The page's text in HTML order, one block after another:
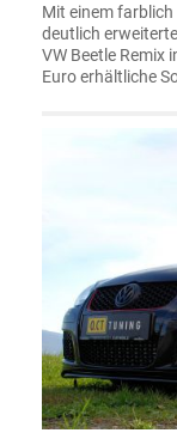
Mit einem
deutlich
VW Beetle Remix
Euro erhältliche